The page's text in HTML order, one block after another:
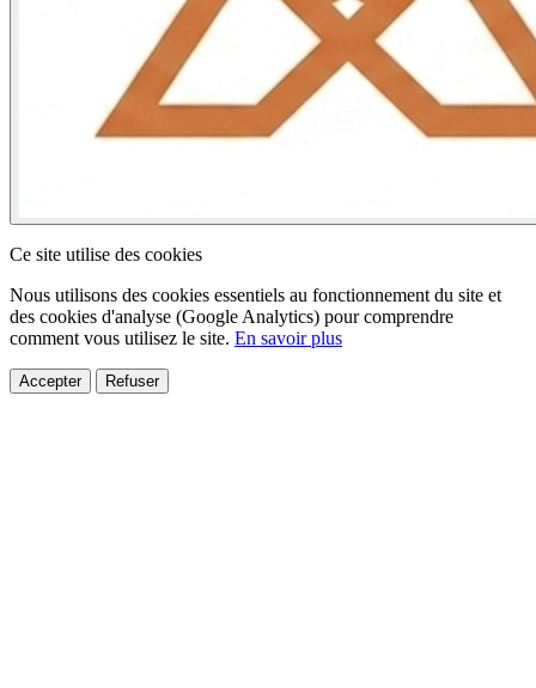
Ce site utilise des cookies
Nous utilisons des cookies essentiels au fonctionnement du site et
des cookies d'analyse (Google Analytics) pour comprendre
comment vous utilisez le site. En savoir plus
Accepter Refuser